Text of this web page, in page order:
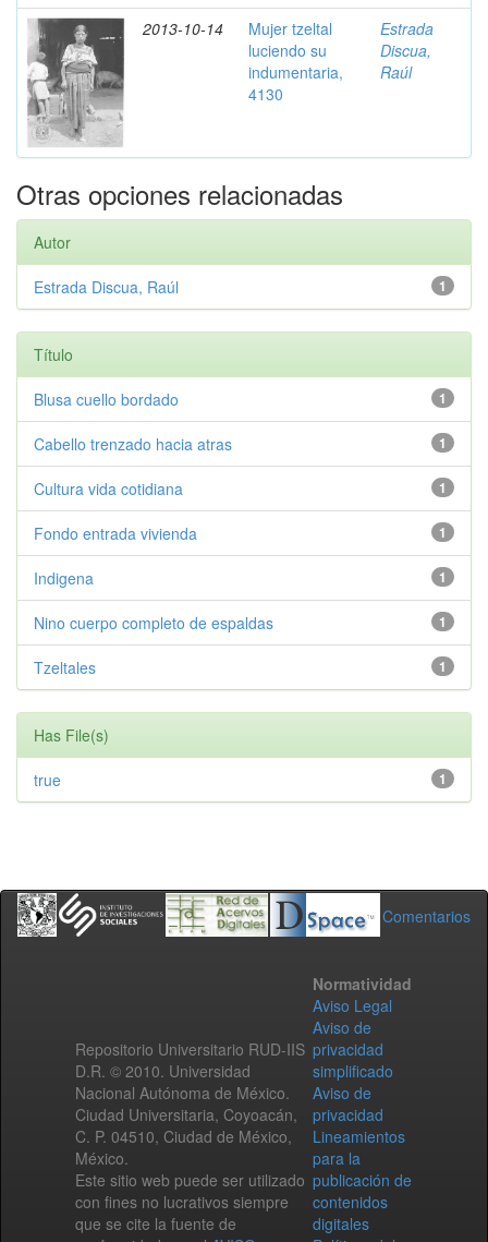
2013-10-14
Mujer tzeltal
luciendo su
indumentaria,
4130
Estrada
Discua,
Raúl
Otras opciones relacionadas
Autor
1
Estrada Discua, Raúl
Título
1
Blusa cuello bordado
1
Cabello trenzado hacia atras
1
Cultura vida cotidiana
1
Fondo entrada vivienda
1
Indigena
1
Nino cuerpo completo de espaldas
1
Tzeltales
Has File(s)
1
true
Comentarios
Repositorio Universitario RUD-IIS
D.R. © 2010. Universidad
Nacional Autónoma de México.
Ciudad Universitaria, Coyoacán,
C. P. 04510, Ciudad de México,
México.
Este sitio web puede ser utilizado
con fines no lucrativos siempre
que se cite la fuente de
Normatividad
Aviso Legal
Aviso de
privacidad
simplificado
Aviso de
privacidad
Lineamientos
para la
publicación de
contenidos
digitales